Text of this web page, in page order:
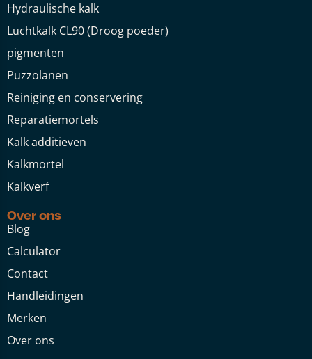
Hydraulische kalk
Luchtkalk CL90 (Droog poeder)
pigmenten
Puzzolanen
Reiniging en conservering
Reparatiemortels
Kalk additieven
Kalkmortel
Kalkverf
Over ons
Blog
Calculator
Contact
Handleidingen
Merken
Over ons